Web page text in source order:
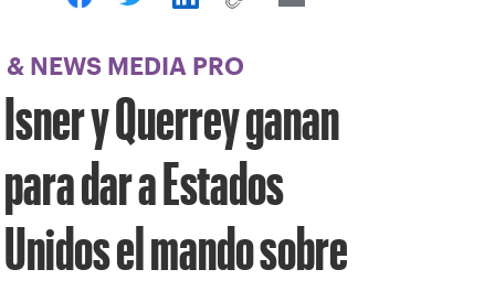
& NEWS MEDIA PRO
Isner y Querrey ganan
para dar a Estados
Unidos el mando sobre